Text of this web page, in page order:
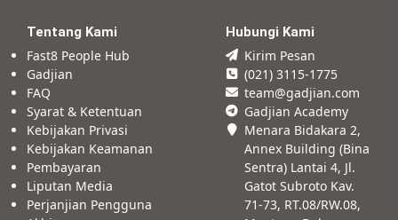
Tentang Kami
Fast8 People Hub
Gadjian
FAQ
Syarat & Ketentuan
Kebijakan Privasi
Kebijakan Keamanan
Pembayaran
Liputan Media
Perjanjian Pengguna
Hubungi Kami
Kirim Pesan
(021) 3115-1775
team@gadjian.com
Gadjian Academy
Menara Bidakara 2,
Annex Building (Bina
Sentra) Lantai 4, Jl.
Gatot Subroto Kav.
71-73, RT.08/RW.08,